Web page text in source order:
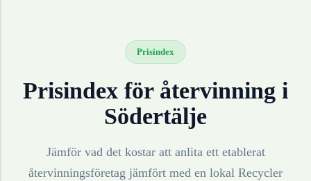
Prisindex
Prisindex för återvinning i
Södertälje
Jämför vad det kostar att anlita ett etablerat
återvinningsföretag jämfört med en lokal Recycler